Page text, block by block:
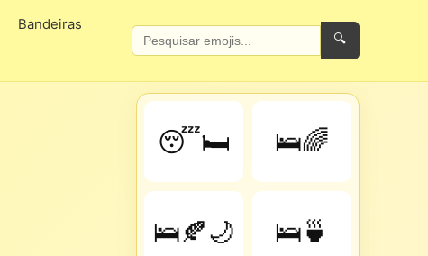
Bandeiras
🔍
😴🛏️ 🛌🌈
🛌🍂🌙 🛌🍵